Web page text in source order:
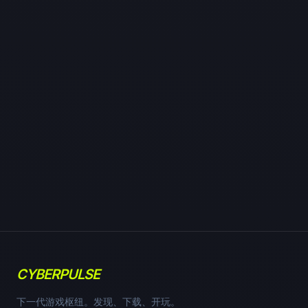
CYBERPULSE
下一代游戏枢纽。发现、下载、开玩。